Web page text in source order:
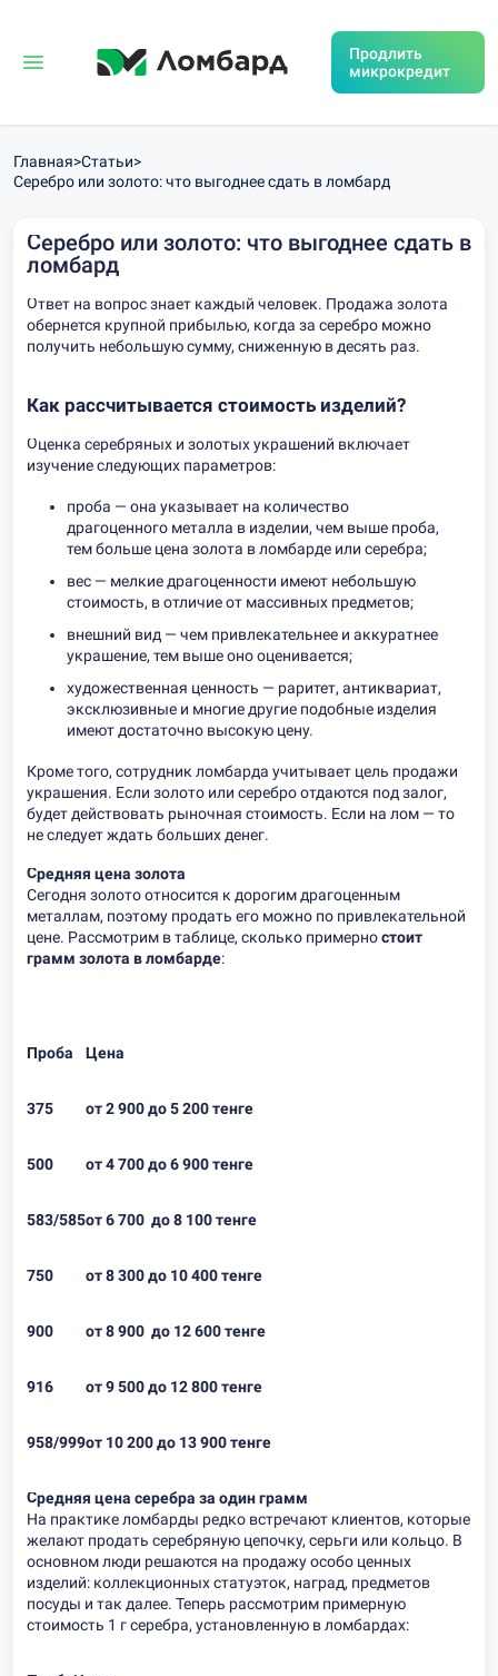
Продлить
микрокредит
Главная>Статьи>
Серебро или золото: что выгоднее сдать в ломбард
Серебро или золото: что выгоднее сдать в
ломбард
Ответ на вопрос знает каждый человек. Продажа золота
обернется крупной прибылью, когда за серебро можно
получить небольшую сумму, сниженную в десять раз.
Как рассчитывается стоимость изделий?
Оценка серебряных и золотых украшений включает
изучение следующих параметров:
проба — она указывает на количество
драгоценного металла в изделии, чем выше проба,
тем больше цена золота в ломбарде или серебра;
вес — мелкие драгоценности имеют небольшую
стоимость, в отличие от массивных предметов;
внешний вид — чем привлекательнее и аккуратнее
украшение, тем выше оно оценивается;
художественная ценность — раритет, антиквариат,
эксклюзивные и многие другие подобные изделия
имеют достаточно высокую цену.
Кроме того, сотрудник ломбарда учитывает цель продажи
украшения. Если золото или серебро отдаются под залог,
будет действовать рыночная стоимость. Если на лом — то
не следует ждать больших денег.
Средняя цена золота
Сегодня золото относится к дорогим драгоценным
металлам, поэтому продать его можно по привлекательной
цене. Рассмотрим в таблице, сколько примерностоит
грамм золота в ломбарде:
Проба Цена
375 от 2 900 до 5 200 тенге
500 от 4 700 до 6 900 тенге
583/585от 6 700 до 8 100 тенге
750 от 8 300 до 10 400 тенге
900 от 8 900 до 12 600 тенге
916 от 9 500 до 12 800 тенге
958/999от 10 200 до 13 900 тенге
Средняя цена серебра за один грамм
На практике ломбарды редко встречают клиентов, которые
желают продать серебряную цепочку, серьги или кольцо. В
основном люди решаются на продажу особо ценных
изделий: коллекционных статуэток, наград, предметов
посуды и так далее. Теперь рассмотрим примерную
стоимость 1 г серебра, установленную в ломбардах: